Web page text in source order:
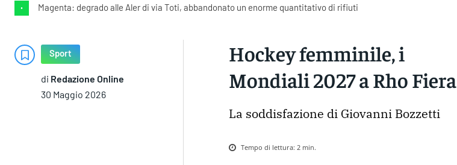
• Magenta: degrado alle Aler di via Toti, abbandonato un enorme quantitativo di rifiuti
Sport
di Redazione Online
30 Maggio 2026
Hockey femminile, i
Mondiali 2027 a Rho Fiera
La soddisfazione di Giovanni Bozzetti
Tempo di lettura: 2min.